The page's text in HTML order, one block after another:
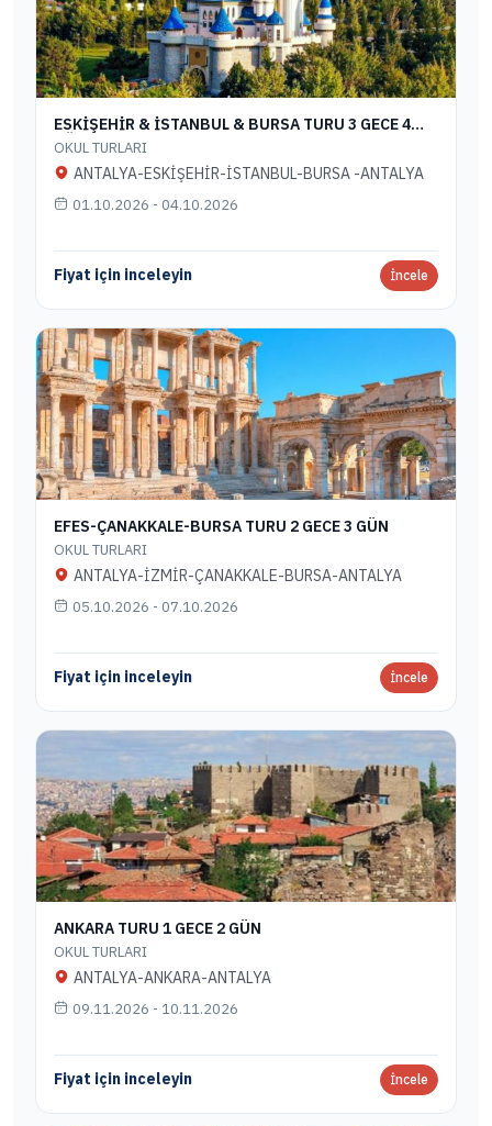
ESKİŞEHİR & İSTANBUL & BURSA TURU 3 GECE 4
GÜN
OKUL TURLARI
ANTALYA-ESKİŞEHİR-İSTANBUL-BURSA -ANTALYA
01.10.2026 - 04.10.2026
Fiyat için inceleyin İncele
EFES-ÇANAKKALE-BURSA TURU 2 GECE 3 GÜN
OKUL TURLARI
ANTALYA-İZMİR-ÇANAKKALE-BURSA-ANTALYA
05.10.2026 - 07.10.2026
Fiyat için inceleyin İncele
ANKARA TURU 1 GECE 2 GÜN
OKUL TURLARI
ANTALYA-ANKARA-ANTALYA
09.11.2026 - 10.11.2026
Fiyat için inceleyin İncele